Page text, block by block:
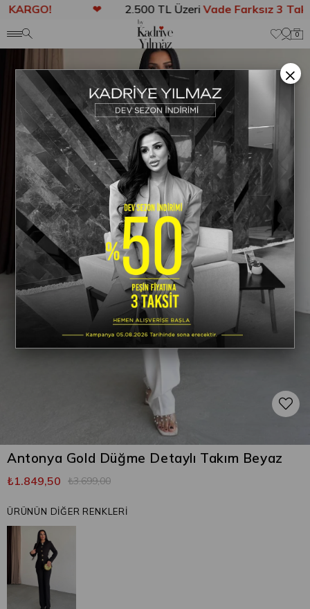
2.500 TL ÜzeriVade Farksız 3
0
Anasayfa TAKIM Antonya Gold Düğme Detaylı Takım Beyaz
Antonya Gold Düğme Detaylı Takım Beyaz
₺3.699,00
₺1.849,50
ÜRÜNÜN DİĞER RENKLERİ
×